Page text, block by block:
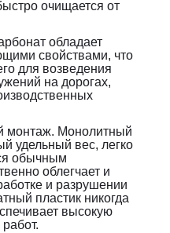
очищается от
обладает
свойствами, что
для возведения
на дорогах,
монтаж. Монолитный
удельный вес, легко
обычным
облегчает и
и разрушении
пластик никогда
высокую